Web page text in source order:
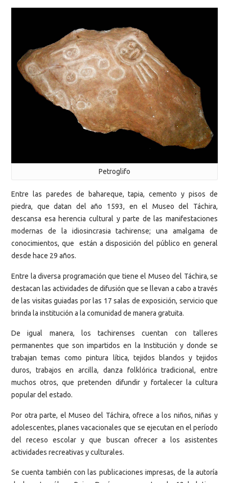
Petroglifo
Entre las paredes de bahareque, tapia, cemento y pisos de
piedra, que datan del año 1593, en el Museo del Táchira,
descansa esa herencia cultural y parte de las manifestaciones
modernas de la idiosincrasia tachirense; una amalgama de
conocimientos, que están a disposición del público en general
desde hace 29 años.
Entre la diversa programación que tiene el Museo del Táchira, se
destacan las actividades de difusión que se llevan a cabo a través
de las visitas guiadas por las 17 salas de exposición, servicio que
brinda la institución a la comunidad de manera gratuita.
De igual manera, los tachirenses cuentan con talleres
permanentes que son impartidos en la Institución y donde se
trabajan temas como pintura lítica, tejidos blandos y tejidos
duros, trabajos en arcilla, danza folklórica tradicional, entre
muchos otros, que pretenden difundir y fortalecer la cultura
popular del estado.
Por otra parte, el Museo del Táchira, ofrece a los niños, niñas y
adolescentes, planes vacacionales que se ejecutan en el período
del receso escolar y que buscan ofrecer a los asistentes
actividades recreativas y culturales.
Se cuenta también con las publicaciones impresas, de la autoría